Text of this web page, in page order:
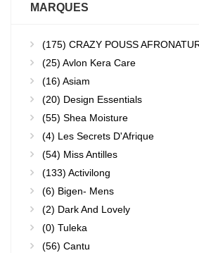
MARQUES
(175) CRAZY POUSS
(25) Avlon Kera Care
(16) Asiam
(20) Design Essentials
(55) Shea Moisture
(4) Les Secrets D'Afrique
(54) Miss Antilles
(133) Activilong
(6) Bigen- Mens
(2) Dark And Lovely
(0) Tuleka
(56) Cantu